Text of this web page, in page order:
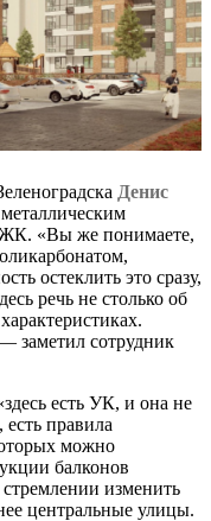
Денис
ЖК. «Вы же понимаете,
остеклить это сразу,
речь не столько об
заметил сотрудник
есть УК, и она не
правила
можно
балконов
изменить
центральные улицы.